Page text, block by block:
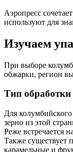
Аэропресс
используют для
Изучаем
При выборе
обжарки, регион
Тип обработки
Для
зерно из этой
Реже встречается
Также существует
карамельные и